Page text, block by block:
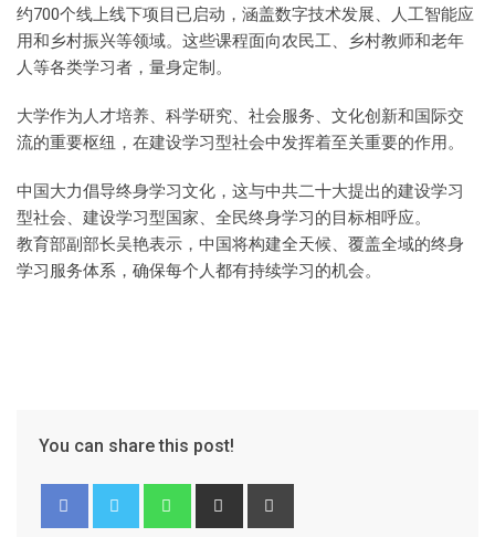
约700个线上线下项目已启动，涵盖数字技术发展、人工智能应
用和乡村振兴等领域。这些课程面向农民工、乡村教师和老年
人等各类学习者，量身定制。
大学作为人才培养、科学研究、社会服务、文化创新和国际交
流的重要枢纽，在建设学习型社会中发挥着至关重要的作用。
中国大力倡导终身学习文化，这与中共二十大提出的建设学习
型社会、建设学习型国家、全民终身学习的目标相呼应。
教育部副部长吴艳表示，中国将构建全天候、覆盖全域的终身
学习服务体系，确保每个人都有持续学习的机会。
You can share this post!